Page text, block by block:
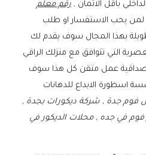
باقل الاثمان , رقم معلم
لمن يحب الاستفسار او طلب
بهذا المجال سوف يقدم لك
التي تتوافق مع منزلك الراقي
عمل متقن كل هذا سوف
اسطورة الابداع للدهانات
فوم جدة , شركة ديكورات بجدة ,
فوم في جده , محلات الديكور في